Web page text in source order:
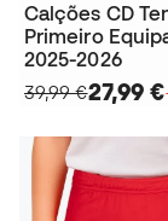
Calções CD
Primeiro
2025-2026
39,99 €27,99 €